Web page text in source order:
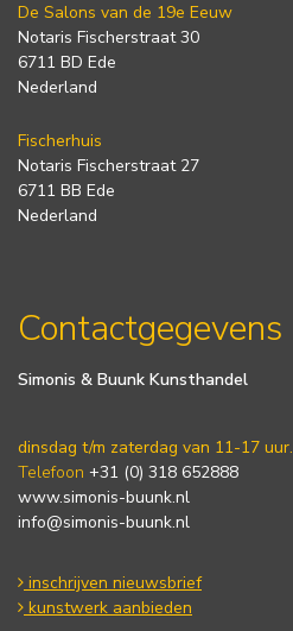
De Salons van de 19e Eeuw
Notaris Fischerstraat 30
6711 BD Ede
Nederland
Fischerhuis
Notaris Fischerstraat 27
6711 BB Ede
Nederland
Contactgegevens
Simonis & Buunk Kunsthandel
dinsdag t/m zaterdag van 11-17 uur.
Telefoon +31 (0) 318 652888
www.simonis-buunk.nl
info@simonis-buunk.nl
inschrijven nieuwsbrief
kunstwerk aanbieden